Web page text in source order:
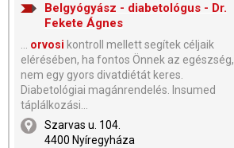
Belgyógyász - diabetológus - Dr.
Fekete Ágnes
orvosi kontroll mellett segítek céljaik
elérésében, ha fontos Önnek az
nem egy gyors divatdiétát keres.
Diabetológiai magánrendelés. Insumed
táplálkozási...
Szarvas u. 104.
4400 Nyíregyháza